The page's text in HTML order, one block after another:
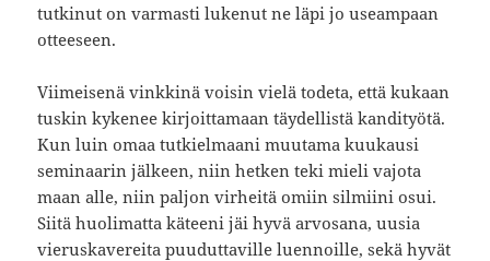
tutkinut on varmasti lukenut ne läpi jo useampaan
otteeseen.
Viimeisenä vinkkinä voisin vielä todeta, että kukaan
tuskin kykenee kirjoittamaan täydellistä kandityötä.
Kun luin omaa tutkielmaani muutama kuukausi
seminaarin jälkeen, niin hetken teki mieli vajota
maan alle, niin paljon virheitä omiin silmiini osui.
Siitä huolimatta käteeni jäi hyvä arvosana, uusia
vieruskavereita puuduttaville luennoille, sekä hyvät